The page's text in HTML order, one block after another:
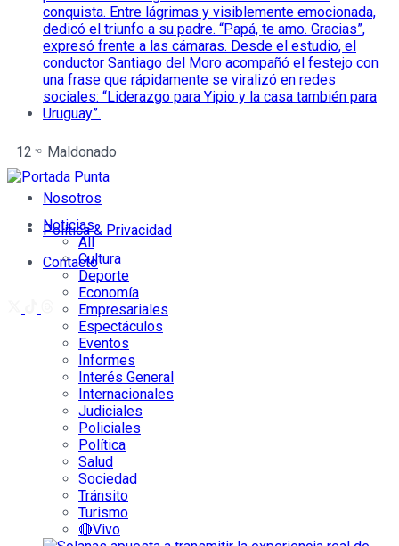
12 °C Maldonado
Nosotros
Política & Privacidad
Contacto
Noticias
All
Cultura
Deporte
Economía
Empresariales
Espectáculos
Eventos
Informes
Interés General
Internacionales
Judiciales
Policiales
Política
Salud
Sociedad
Tránsito
Turismo
🔴Vivo